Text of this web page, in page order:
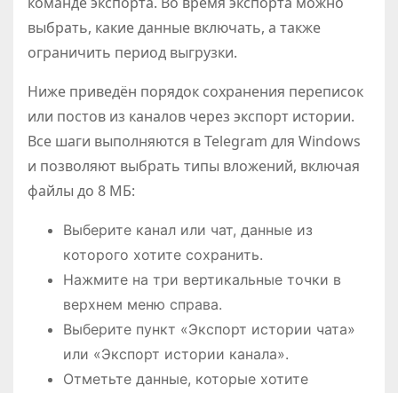
выбрать, какие данные включать, а также
ограничить период выгрузки.
Ниже приведён порядок сохранения переписок
или постов из каналов через экспорт истории.
Все шаги выполняются в Telegram для Windows
и позволяют выбрать типы вложений, включая
файлы до 8 МБ:
Выберите канал или чат, данные из
которого хотите сохранить.
Нажмите на три вертикальные точки в
верхнем меню справа.
Выберите пункт «Экспорт истории чата»
или «Экспорт истории канала».
Отметьте данные, которые хотите